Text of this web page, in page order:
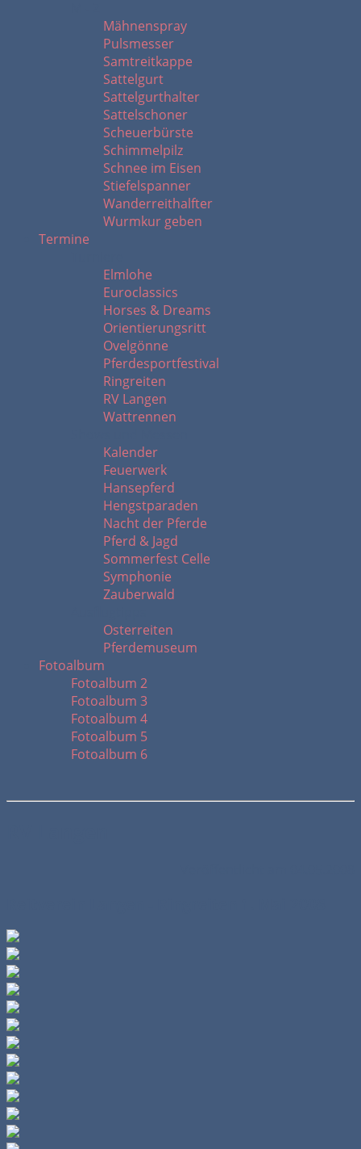
Mähnenspray
Pulsmesser
Samtreitkappe
Sattelgurt
Sattelgurthalter
Sattelschoner
Scheuerbürste
Schimmelpilz
Schnee im Eisen
Stiefelspanner
Wanderreithalfter
Wurmkur geben
Termine
Elmlohe
Euroclassics
Horses & Dreams
Orientierungsritt
Ovelgönne
Pferdesportfestival
Ringreiten
RV Langen
Wattrennen
Kalender
Feuerwerk
Hansepferd
Hengstparaden
Nacht der Pferde
Pferd & Jagd
Sommerfest Celle
Symphonie
Zauberwald
Osterreiten
Pferdemuseum
Fotoalbum
Fotoalbum 2
Fotoalbum 3
Fotoalbum 4
Fotoalbum 5
Fotoalbum 6